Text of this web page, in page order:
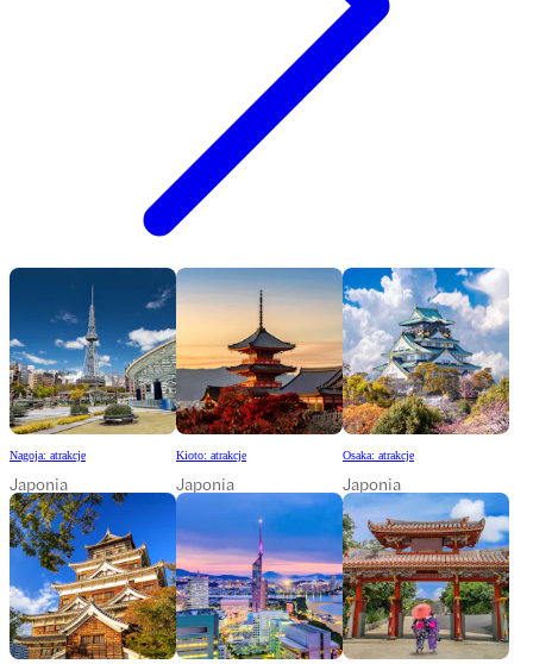
Nagoja: atrakcje
Japonia
Kioto: atrakcje
Japonia
Osaka: atrakcje
Japonia